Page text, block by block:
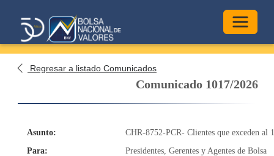
Regresar a listado Comunicados
Comunicado 1017/2026
Asunto:
CHR-8752-PCR- Clientes que exceden al
Para:
Presidentes, Gerentes y Agentes de Bolsa